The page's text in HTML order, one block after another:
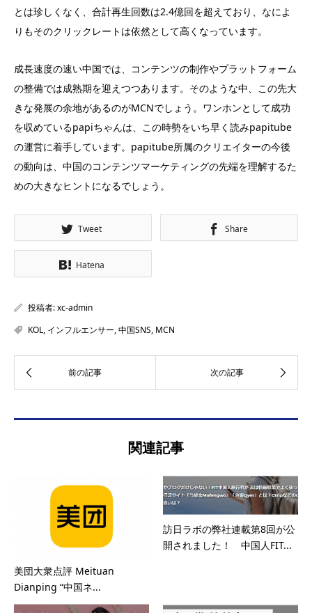
とは珍しくなく、合計再生回数は2.4億回を超えており、なによ
りもそのクリックレートは依然として高くなっています。
成長速度の速い中国では、コンテンツの制作やプラットフォーム
の整備では成熟期を迎えつつあります。そのような中、この先大
きな発展の余地があるのがMCNでしょう。ワンホンとして成功
を収めているpapiちゃんは、この時勢をいち早く読みpapitube
の運営に着手しています。papitube所属のクリエイターの今後
の動向は、中国のコンテンツマーケティングの先端を理解するた
めの大きなヒントになるでしょう。
Tweet Share
Hatena
投稿者:xc-admin
KOL, インフルエンサー,中国SNS, MCN
関連記事
美団大衆点評 Meituan
Dianping “中国ネ...
訪日ラボの弊社連載第8回が公
開されました！ 中国人FIT...